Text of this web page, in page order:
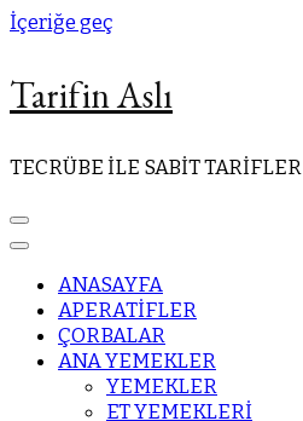
İçeriğe geç
Tarifin Aslı
TECRÜBE İLE SABİT TARİFLER
ANASAYFA
APERATİFLER
ÇORBALAR
ANA YEMEKLER
YEMEKLER
ET YEMEKLERİ